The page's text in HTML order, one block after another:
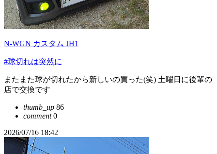
N-WGN カスタム JH1
#球切れは突然に
またまた球が切れたから新しいの買った(笑) 土曜日に後輩の
店で交換です
thumb_up 86
comment0
2026/07/16 18:42